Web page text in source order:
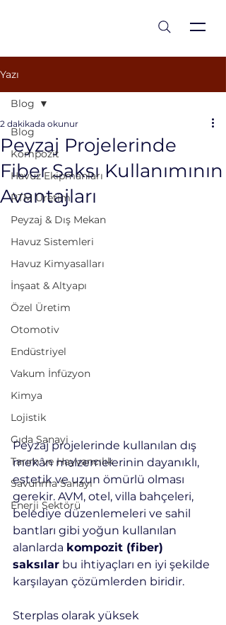
Yazı
Blog
Kompozit
Havuz Ekipmanları
RTM Üretim
Peyzaj & Dış Mekan
Havuz Sistemleri
Havuz Kimyasalları
İnşaat & Altyapı
Özel Üretim
Otomotiv
Endüstriyel
Vakum İnfüzyon
Kimya
Lojistik
Gıda Sanayi
Tarım ve Hayvancılık
Savunma Sanayi
Enerji Sektörü
Blog
Peyzaj Projelerinde
Fiber Saksı Kullanımının
Avantajları
2 dakikada okunur
Peyzaj projelerinde kullanılan dış
mekân malzemelerinin dayanıklı,
estetik ve uzun ömürlü olması
gerekir. AVM, otel, villa bahçeleri,
belediye düzenlemeleri ve sahil
bantları gibi yoğun kullanılan
alanlarda kompozit (fiber)
saksılar bu ihtiyaçları en iyi şekilde
karşılayan çözümlerden biridir.
Sterplas olarak yüksek